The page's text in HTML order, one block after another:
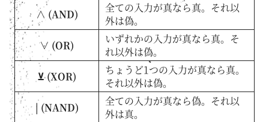
∧ (AND)
全ての入力が真なら真。それ以
外は偽。
∨ (OR)
いずれかの入力が真なら真。そ
れ以外は偽。
⊻ (XOR)
ちょうど1つの入力が真なら真。
それ以外は偽。
| (NAND)
全ての入力が真なら偽。それ以
外は真。